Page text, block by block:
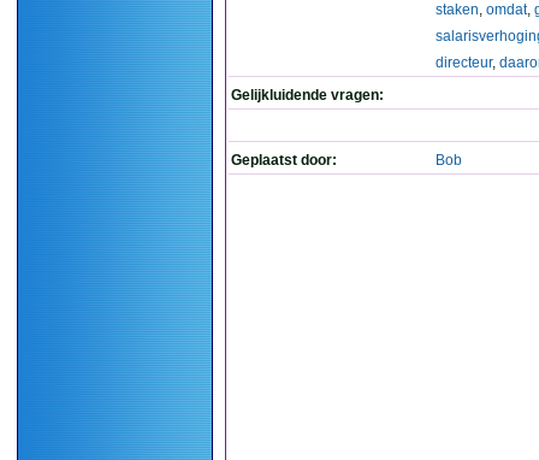
staken, omdat,
directeur,
Gelijkluidende vragen:
Geplaatst door: Bob